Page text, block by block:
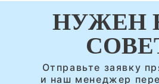
НУЖЕН
Отправьте заявку
и наш менеджер